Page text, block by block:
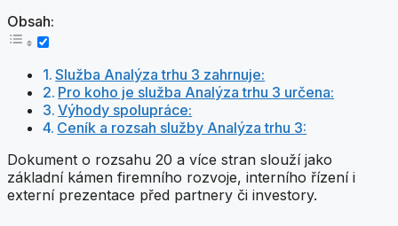
Obsah:
Služba Analýza trhu 3 zahrnuje:
Pro koho je služba Analýza trhu 3 určena:
Výhody spolupráce:
Ceník a rozsah služby Analýza trhu 3:
Dokument o rozsahu 20 a více stran slouží jako
základní kámen firemního rozvoje, interního řízení i
externí prezentace před partnery či investory.